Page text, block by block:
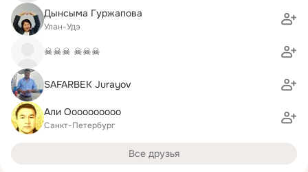
Дынсыма Гуржапова
Улан-Удэ
☠☠☠ ☠☠☠
SAFARBEK Jurayov
Али Оооооооооо
Санкт-Петербург
Все друзья